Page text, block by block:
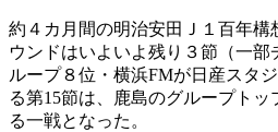
約４カ月間の明治安田Ｊ１百年構
ウンドはいよいよ残り３節（一
ループ８位・横浜FMが日産スタ
る第15節は、鹿島のグループト
る一戦となった。